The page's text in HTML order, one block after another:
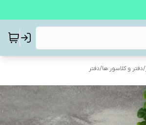
/دفتر و کلاسور ها/دفتر